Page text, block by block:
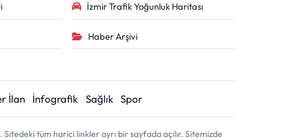
İzmir Trafik Yoğunluk Haritası
Haber Arşivi
İlan İnfografik Sağlık Spor
tüm harici linkler ayrı bir sayfada açılır. Sitemizde